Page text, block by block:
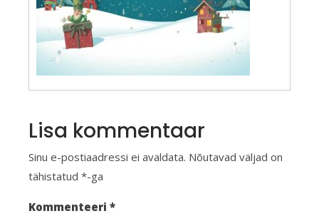
Lisa kommentaar
Sinu e-postiaadressi ei avaldata. Nõutavad väljad on
tähistatud *-ga
Kommenteeri *